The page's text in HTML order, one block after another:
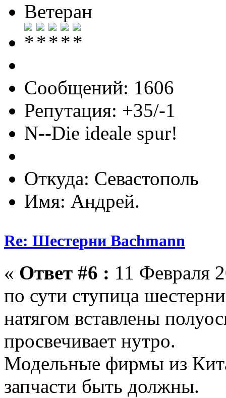
Ветеран
Сообщений: 1606
Репутация: +35/-1
N--Die ideale spur!
Откуда: Севастополь
Имя: Андрей.
Re: Шестерни Bachmann
« Ответ #6 : 11 Февраля
по сути ступица
натягом вставлены
просвечивает нутро.
Модельные фирмы из
запчасти быть должны.